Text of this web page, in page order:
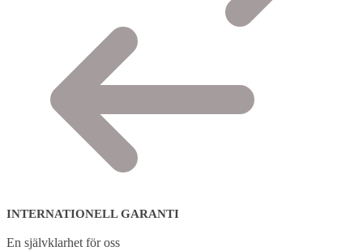
INTERNATIONELL GARANTI
En självklarhet för oss